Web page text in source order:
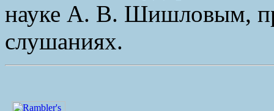
науке А. В. Шишловым,
слушаниях.